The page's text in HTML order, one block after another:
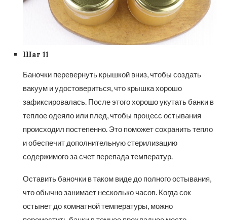
Шаг 11
Баночки перевернуть крышкой вниз, чтобы создать
вакуум и удостовериться, что крышка хорошо
зафиксировалась. После этого хорошо укутать банки в
теплое одеяло или плед, чтобы процесс остывания
происходил постепенно. Это поможет сохранить тепло
и обеспечит дополнительную стерилизацию
содержимого за счет перепада температур.
Оставить баночки в таком виде до полного остывания,
что обычно занимает несколько часов. Когда сок
остынет до комнатной температуры, можно